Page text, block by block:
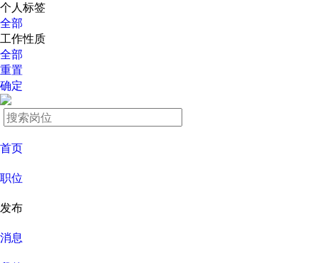
个人标签
全部
工作性质
全部
重置
确定
首页
职位
发布
消息